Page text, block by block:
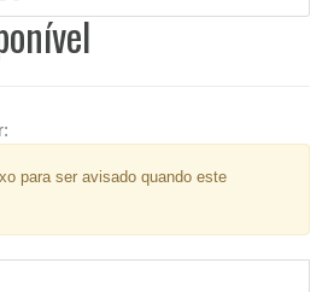
para ser avisado quando este